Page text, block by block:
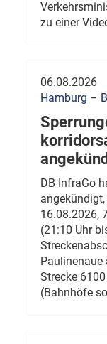
zu einer
06.08.2026
Hamburg –
DB InfraGo
16.08.2026,
(21:10 Uhr
Strecke
(Bahnhöfe